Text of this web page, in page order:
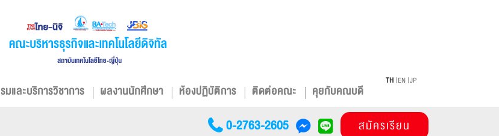
มและบริการวิชาการ ผลงานนักศึกษา ห้องปฏิบัติการ ติดต่อคณะ คุยกับคณบดี
TH EN JP
0-2763-2605 สมัครเรียน